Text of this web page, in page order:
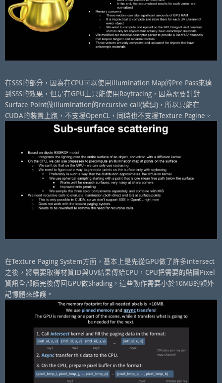
在SSS的部分，因為在CPU可以使用illumination Map的Pre Pass來達
到SSS的效果，但是在GPU上只能使用Raytracing，因為需要針對
Surface Point做illumination的recursive call(遞迴)，所以只能在
CUDA的裝置上跑，不支援OpenCL，同時也不支援Texture Pagine。
在Texture Paging System方面，基本上是先從GPU做了許多intersect
之後，將需要取得材質ID與UV結果傳給CPU，CPU把需要的貼圖Pixel
資訊全部讀完後傳回GPU做Shading，這些動作需要小於10MB的額外
記憶體來維護。